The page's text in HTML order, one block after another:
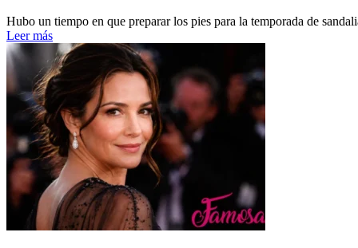
Hubo un tiempo en que preparar los pies para la temporada de
Leer más